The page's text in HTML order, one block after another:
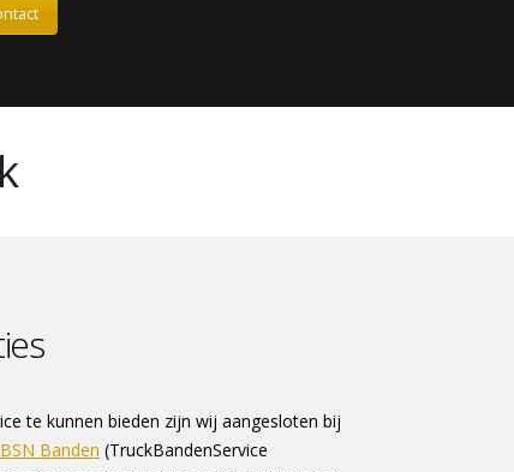
te kunnen bieden zijn wij aangesloten bij
Banden (TruckBandenService